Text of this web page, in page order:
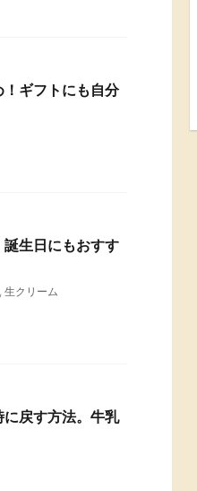
ギフトにも自分
生日にもおすす
, 生クリーム
戻す方法。牛乳